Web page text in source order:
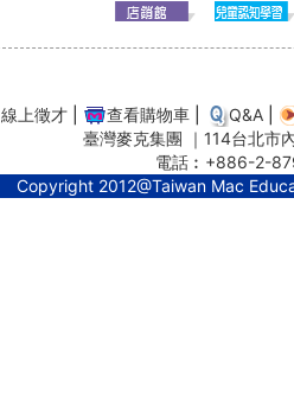
線上徵才 查看購物車 Q&A
臺灣麥克集團 ｜114台北
電話︰+886-2-
Copyright 2012@Taiwan Mac